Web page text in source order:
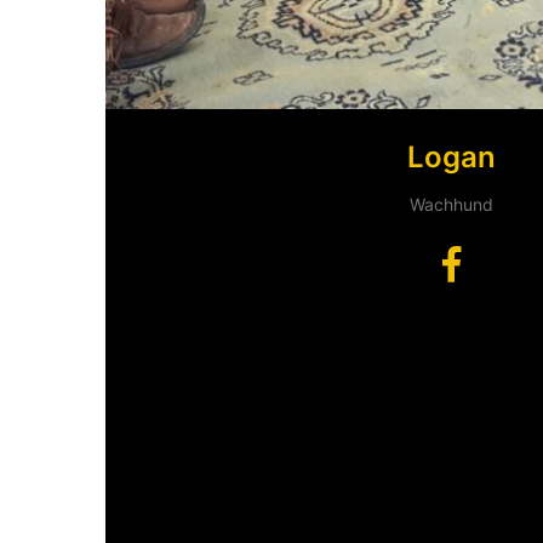
Logan
Wachhund